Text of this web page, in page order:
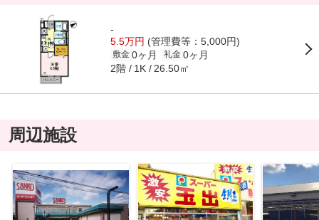
-
5.5万円 (管理費等：5,000円)
敷金 0ヶ月 礼金 0ヶ月
2階 1K 26.50㎡
周辺施設